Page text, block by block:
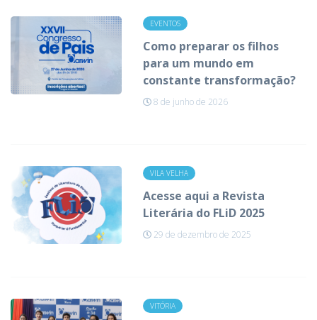
EVENTOS
Como preparar os filhos
para um mundo em
constante transformação?
8 de junho de 2026
VILA VELHA
Acesse aqui a Revista
Literária do FLiD 2025
29 de dezembro de 2025
VITÓRIA